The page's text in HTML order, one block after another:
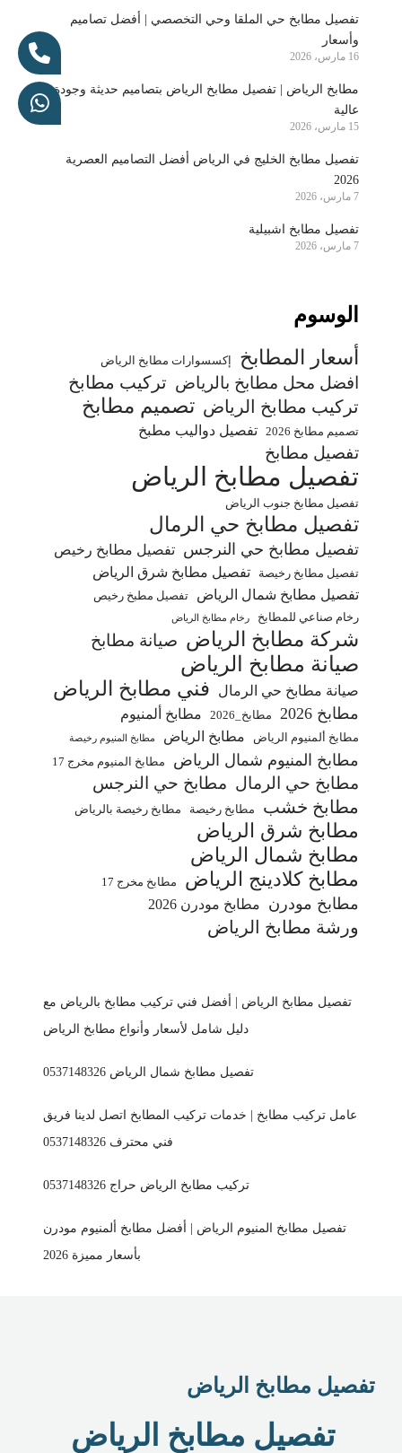
تفصيل مطابخ حي الملقا وحي التخصصي | أفضل تصاميم
وأسعار
16 مارس، 2026
مطابخ الرياض | تفصيل مطابخ الرياض بتصاميم حديثة وجودة
عالية
15 مارس، 2026
تفصيل مطابخ الخليج في الرياض أفضل التصاميم العصرية
2026
7 مارس، 2026
تفصيل مطابخ اشبيلية
7 مارس، 2026
الوسوم
أسعار المطابخ إكسسوارات مطابخ الرياض
افضل محل مطابخ بالرياض تركيب مطابخ
تركيب مطابخ الرياض تصميم مطابخ
تصميم مطابخ 2026 تفصيل دواليب مطبخ
تفصيل مطابخ
تفصيل مطابخ الرياض
تفصيل مطابخ جنوب الرياض
تفصيل مطابخ حي الرمال
تفصيل مطابخ حي النرجس تفصيل مطابخ رخيص
تفصيل مطابخ رخيصة
تفصيل مطابخ شرق الرياض
تفصيل مطابخ شمال الرياض
تفصيل مطبخ رخيص
رخام صناعي للمطابخ
رخام مطابخ الرياض
شركة مطابخ الرياض صيانة مطابخ
صيانة مطابخ الرياض
صيانة مطابخ حي الرمال فني مطابخ الرياض
مطابخ 2026 مطابخ_2026 مطابخ ألمنيوم
مطابخ ألمنيوم الرياض مطابخ الرياض مطابخ المنيوم رخيصة
مطابخ المنيوم شمال الرياض مطابخ المنيوم مخرج 17
مطابخ حي الرمال مطابخ حي النرجس
مطابخ خشب مطابخ رخيصة مطابخ رخيصة بالرياض
مطابخ شرق الرياض
مطابخ شمال الرياض
مطابخ كلادينج الرياض
مطابخ مخرج 17
مطابخ مودرن مطابخ مودرن 2026
ورشة مطابخ الرياض
تفصيل مطابخ الرياض | أفضل فني تركيب مطابخ بالرياض مع
دليل شامل لأسعار وأنواع مطابخ الرياض
تفصيل مطابخ شمال الرياض 0537148326
عامل تركيب مطابخ | خدمات تركيب المطابخ اتصل لدينا فريق
فني محترف 0537148326
تركيب مطابخ الرياض حراج 0537148326
تفصيل مطابخ المنيوم الرياض | أفضل مطابخ ألمنيوم مودرن
بأسعار مميزة 2026
تفصيل مطابخ الرياض
تفصيل مطابخ الرياض